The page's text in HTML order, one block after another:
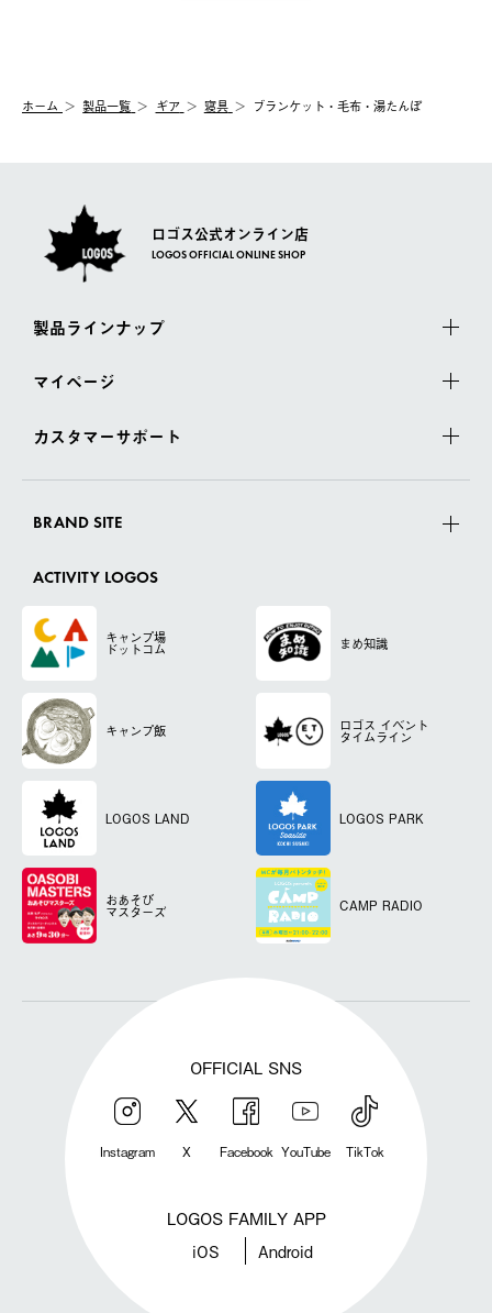
【配送業者】
佐川急便にて配送されます。
一度お手元の商品を返品いただき、ご希望商品を再注文してくだ
ホーム 製品一覧 ギア 寝具 ブランケット・毛布・湯たんぽ
ロゴス公式オンライン店
LOGOS OFFICIAL ONLINE SHOP
製品ラインナップ
マイページ
カスタマーサポート
BRAND SITE
ACTIVITY LOGOS
キャンプ場
ドットコム まめ知識
キャンプ飯 ロゴス イベント
タイムライン
LOGOS LAND LOGOS PARK
おあそび
マスターズ CAMP RADIO
OFFICIAL SNS
Instagram X Facebook YouTube TikTok
LOGOS FAMILY APP
iOS Android